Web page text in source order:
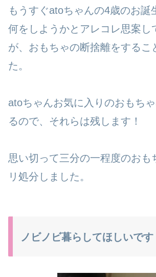
もうすぐatoちゃんの4歳のお誕
何をしようかとアレコレ思案し
が、おもちゃの断捨離をするこ
た。
atoちゃんお気に入りのおもち
るので、それらは残します！
思い切って三分の一程度のおも
リ処分しました。
ノビノビ暮らしてほしいです